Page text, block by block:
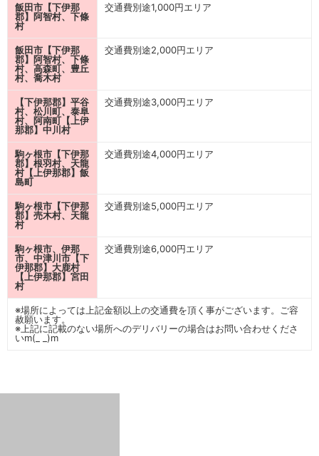
飯田市【下伊那
郡】阿智村、下條
村
交通費別途1,000円エリア
飯田市【下伊那
郡】阿智村、下條
村、高森町、豊丘
村、喬木村
交通費別途2,000円エリア
【下伊那郡】平谷
村、松川町、泰阜
村、阿南町【上伊
那郡】中川村
交通費別途3,000円エリア
駒ヶ根市【下伊那
郡】根羽村、天龍
村【上伊那郡】飯
島町
交通費別途4,000円エリア
駒ヶ根市【下伊那
郡】売木村、天龍
村
交通費別途5,000円エリア
駒ヶ根市、伊那
市、中津川市【下
伊那郡】大鹿村
【上伊那郡】宮田
村
交通費別途6,000円エリア
※場所によっては上記金額以上の交通費を頂く事がございます。ご容
赦願います。
※上記に記載のない場所へのデリバリーの場合はお問い合わせくださ
いm(_ _)m